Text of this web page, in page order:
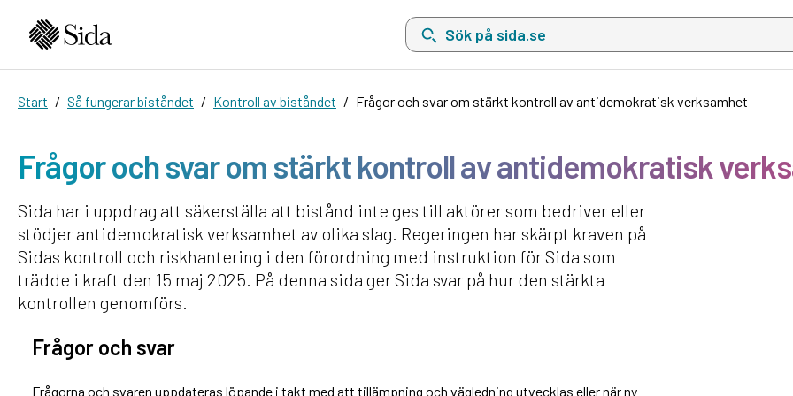
Sök på sida.se, sökförslag kommer att visas i en lista under
Start Så fungerar biståndet Kontroll av biståndet Frågor och svar om stärkt kontroll av antidemokratisk verksamhet
Frågor och svar om stärkt kontroll av antidemokratisk
Sida har i uppdrag att säkerställa att bistånd inte ges till aktörer som bedriver eller
stödjer antidemokratisk verksamhet av olika slag. Regeringen har skärpt kraven på
Sidas kontroll och riskhantering i den förordning med instruktion för Sida som
trädde i kraft den 15 maj 2025. På denna sida ger Sida svar på hur den stärkta
kontrollen genomförs.
Frågor och svar
Frågorna och svaren uppdateras löpande i takt med att tillämpning och vägledning utvecklas eller när ny